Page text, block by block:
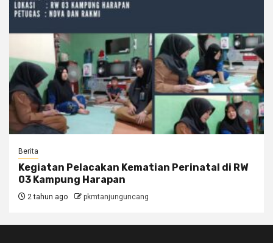
Berita
Kegiatan Pelacakan Kematian Perinatal di RW
03 Kampung Harapan
2 tahun ago pkmtanjunguncang